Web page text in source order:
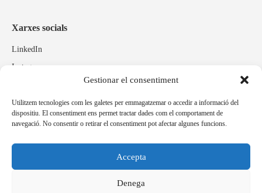
Gestionar el consentiment
Utilitzem tecnologies com les galetes per emmagatzemar o accedir a informació del
dispositiu. El consentiment ens permet tractar dades com el comportament de
navegació. No consentir o retirar el consentiment pot afectar algunes funcions.
Accepta
Denega
Xarxes socials
LinkedIn
Instagram
Marques relacionades